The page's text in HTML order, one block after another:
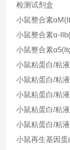
检测试剂盒
小鼠整合素
小鼠整合素α-
小鼠整合素
小鼠粘蛋白/粘
小鼠粘蛋白/粘
小鼠粘蛋白/粘
小鼠粘蛋白/粘
小鼠粘蛋白/粘
小鼠再生基因